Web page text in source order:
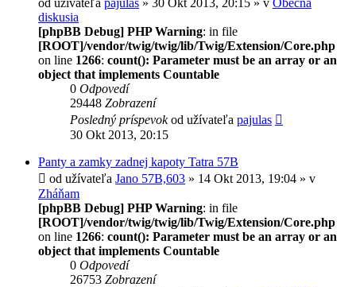
diskusia
[phpBB Debug] PHP Warning: in file
[ROOT]/vendor/twig/twig/lib/Twig/Extension/Core.php
on line 1266: count(): Parameter must be an array or an
object that implements Countable
0 Odpovedí
29448 Zobrazení
Posledný príspevokod užívateľa pajulas
30 Okt 2013, 20:15
Panty a zamky zadnej kapoty Tatra 57B
od užívateľa Jano 57B,603 » 14 Okt 2013, 19:04 » v
Zháňam
[phpBB Debug] PHP Warning: in file
[ROOT]/vendor/twig/twig/lib/Twig/Extension/Core.php
on line 1266: count(): Parameter must be an array or an
object that implements Countable
0 Odpovedí
26753 Zobrazení